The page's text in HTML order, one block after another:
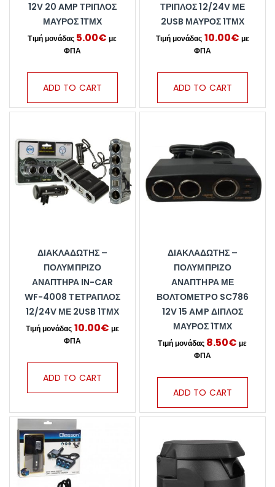
12V 20 AMP ΤΡΙΠΛΌΣ
ΜΑΎΡΟΣ 1ΤΜΧ
5.00€
ADD TO CART
ΤΡΙΠΛΌΣ 12/24V ΜΕ
2USB ΜΑΎΡΟΣ 1ΤΜΧ
10.00€
ADD TO CART
ΔΙΑΚΛΑΔΩΤΉΣ –
ΠΟΛΎΜΠΡΙΖΟ
ΑΝΑΠΤΉΡΑ IN-CAR
WF-4008 ΤΕΤΡΑΠΛΌΣ
12/24V ΜΕ 2USB 1ΤΜΧ
10.00€
ADD TO CART
ΔΙΑΚΛΑΔΩΤΉΣ –
ΠΟΛΎΜΠΡΙΖΟ
ΑΝΑΠΤΉΡΑ ΜΕ
ΒΟΛΤΌΜΕΤΡΟ SC786
12V 15 AMP ΔΙΠΛΌΣ
ΜΑΎΡΟΣ 1ΤΜΧ
8.50€
ADD TO CART